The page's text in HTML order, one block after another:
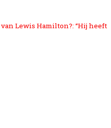
Lewis Hamilton?: “Hij heeft